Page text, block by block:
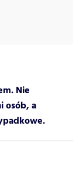
Nie
osób, a